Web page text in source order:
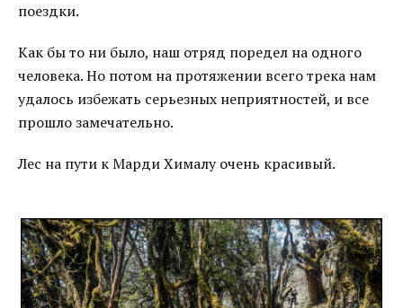
поездки.
Как бы то ни было, наш отряд поредел на одного
человека. Но потом на протяжении всего трека нам
удалось избежать серьезных неприятностей, и все
прошло замечательно.
Лес на пути к Марди Хималу очень красивый.